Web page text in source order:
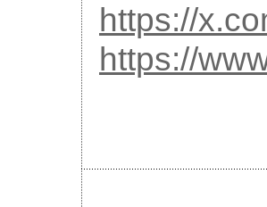
https://
https://